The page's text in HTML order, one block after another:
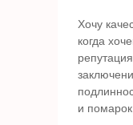
Хочу
когда
и